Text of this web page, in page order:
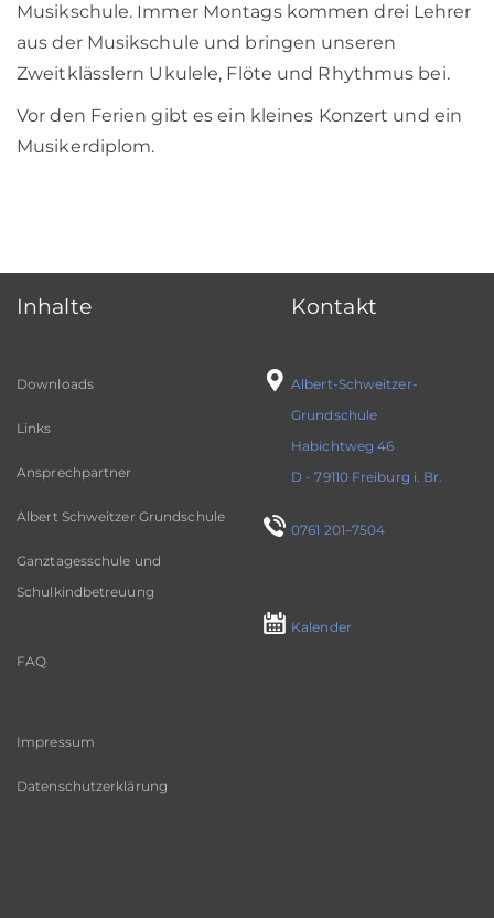
Musikschule. Immer Montags kommen drei Lehrer
aus der Musikschule und bringen unseren
Zweitklässlern Ukulele, Flöte und Rhythmus bei.
Vor den Ferien gibt es ein kleines Konzert und ein
Musikerdiplom.
Inhalte
Downloads
Links
Ansprechpartner
Albert Schweitzer Grundschule
Ganztagesschule und
Schulkindbetreuung
FAQ
Impressum
Datenschutzerklärung
Kontakt
Albert-Schweitzer-
Grundschule
Habichtweg 46
D - 79110 Freiburg i. Br.
0761 201–7504
Kalender